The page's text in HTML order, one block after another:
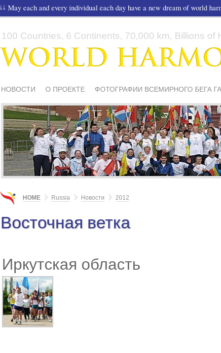
May each and every individual each day have a new dream of world
100 Countries, 6 Continents, 70,000 km, Billions of
НОВОСТИ О ПРОЕКТЕ
ФОТОГРАФИИ ВСЕМИРНОГО БЕГА
СМИ О НАС
ШКОЛЫ И ДЕТИ МАТЕРИАЛЫ ПИСЬМА
HOME Russia Новости 2012
Восточная ветка
Иркутская область